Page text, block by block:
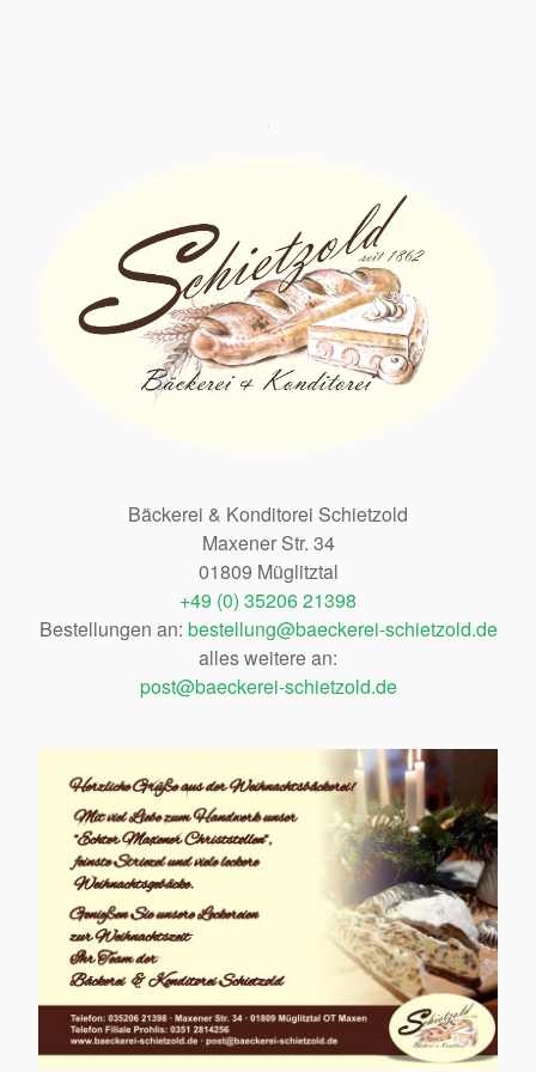
Bäckerei & Konditorei Schietzold
Maxener Str. 34
01809 Müglitztal
+49 (0) 35206 21398
Bestellungen an: bestellung@baeckerei-schietzold.de
alles weitere an:
post@baeckerei-schietzold.de